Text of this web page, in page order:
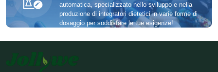
automatica, specializzato nello sviluppo e nella
produzione di integratori dietetici in varie forme di
dosaggio per soddisfare le tue esigenze!